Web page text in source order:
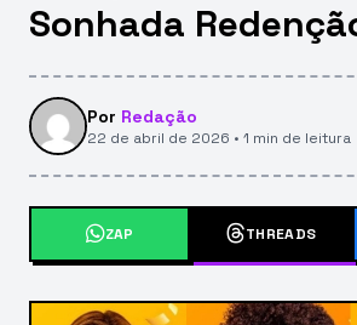
Sonhada
Por Redação
22 de abril de 2026 • 1 min de leitura
ZAP THREADS